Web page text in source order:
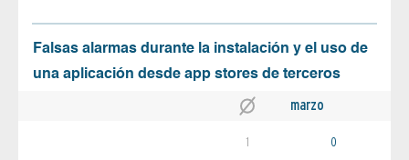
Falsas alarmas durante la instalación y el uso de
una aplicación desde app stores de terceros
marzo
1 0